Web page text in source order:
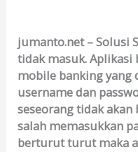
jumanto.net – Solusi
tidak masuk.
mobile banking yang
username dan
seseorang tidak
salah memasukkan
berturut turut maka